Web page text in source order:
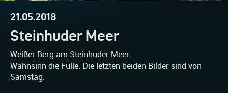
21.05.2018
Steinhuder Meer
Weißer Berg am Steinhuder Meer.
Wahnsinn die Fülle. Die letzten beiden Bilder sind von
Samstag.